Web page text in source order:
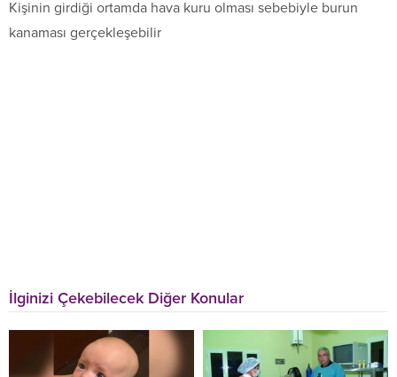
Kişinin girdiği ortamda hava kuru olması sebebiyle burun
kanaması gerçekleşebilir
İlginizi Çekebilecek Diğer Konular